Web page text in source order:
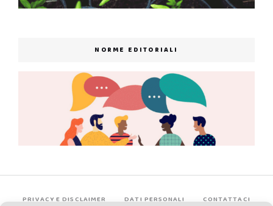
NORME EDITORIALI
PRIVACY E DISCLAIMER DATI PERSONALI CONTATTACI